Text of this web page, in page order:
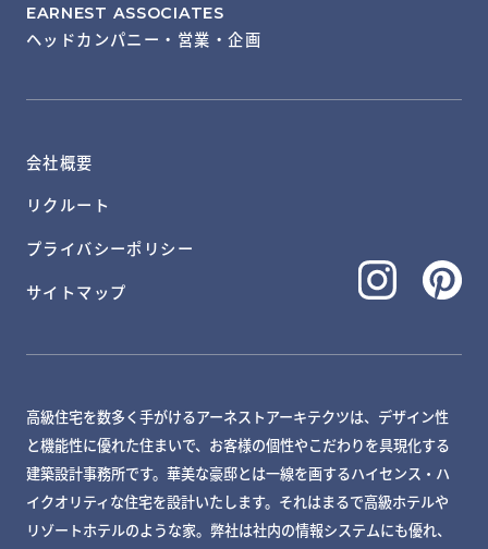
EARNEST ASSOCIATES
ヘッドカンパニー・営業・企画
会社概要
リクルート
プライバシーポリシー
サイトマップ
高級住宅を数多く手がけるアーネストアーキテクツは、デザイン性
と機能性に優れた住まいで、お客様の個性やこだわりを具現化する
建築設計事務所です。華美な豪邸とは一線を画するハイセンス・ハ
イクオリティな住宅を設計いたします。それはまるで高級ホテルや
リゾートホテルのような家。弊社は社内の情報システムにも優れ、